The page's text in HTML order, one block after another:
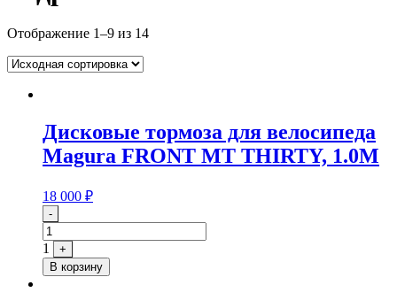
Отображение 1–9 из 14
Дисковые тормоза для велосипеда
Magura FRONT MT THIRTY, 1.0M
18 000 ₽
Quantity
-
1
+
В корзину